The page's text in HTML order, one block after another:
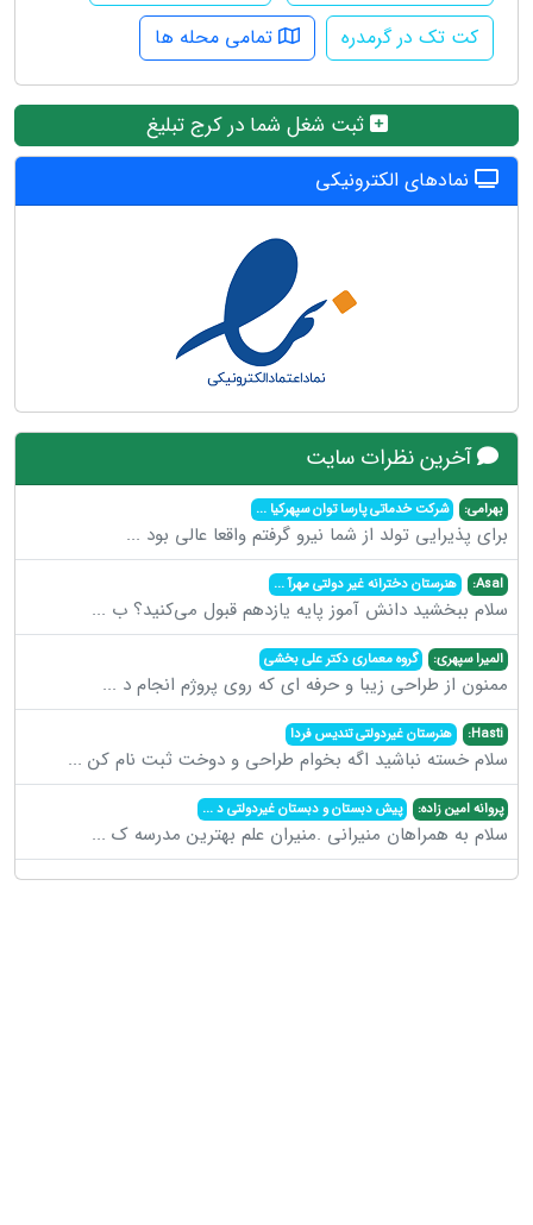
کت تک در گرمدره
تمامی محله ها
ثبت شغل شما در کرج تبلیغ
نمادهای الکترونیکی
آخرین نظرات سایت
بهرامی: شرکت خدماتی پارسا توان سپهرکیا ...
برای پذیرایی تولد از شما نیرو گرفتم واقعا عالی بود ...
Asal: هنرستان دخترانه غیر دولتی مهرآ...
سلام ببخشید دانش آموز پایه یازدهم قبول می‌کنید؟ ب ...
المیرا سپهری: گروه معماری دکتر علی بخشی
ممنون از طراحی زیبا و حرفه ای که روی پروژم انجام د ...
Hasti: هنرستان غیردولتی تندیس فردا
سلام خسته نباشید اگه بخوام طراحی و دوخت ثبت نام کن ...
پروانه امین زاده: پیش دبستان و دبستان غیردولتی د...
سلام به همراهان منیرانی .منیران علم بهترین مدرسه ک ...